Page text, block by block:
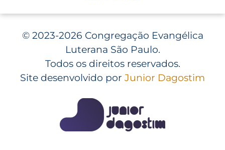
©2023-2026 Congregação Evangélica
Luterana São Paulo.
Todos os direitos reservados.
Site desenvolvido por Junior Dagostim